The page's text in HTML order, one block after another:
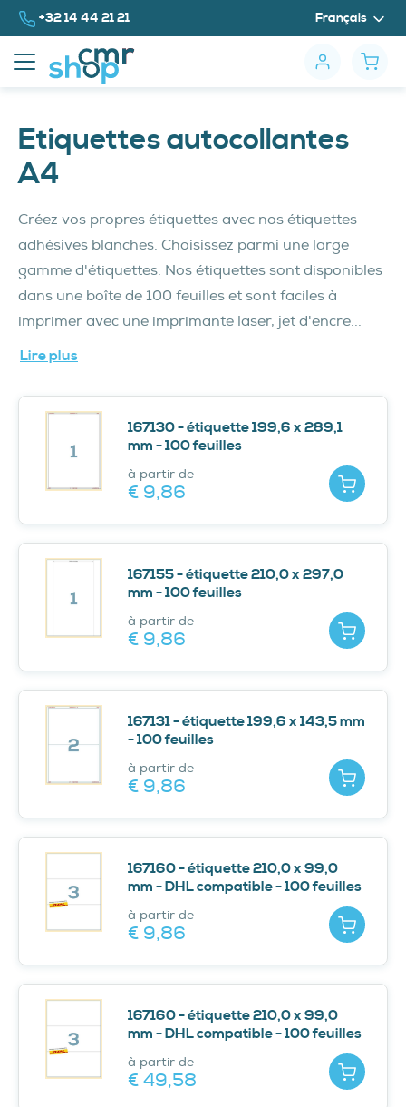
Vers le contenu
Appelez-nous au
+32 14 44 21 21 Français
Etiquettes autocollantes
A4
Créez vos propres étiquettes avec nos étiquettes
adhésives blanches. Choisissez parmi une large
gamme d'étiquettes. Nos étiquettes sont disponibles
dans une boîte de 100 feuilles et sont faciles à
imprimer avec une imprimante laser, jet d'encre...
Lire plus
167130 - étiquette 199,6 x 289,1
mm - 100 feuilles
à partir de
€ 9,86
167155 - étiquette 210,0 x 297,0
mm - 100 feuilles
à partir de
€ 9,86
167131 - étiquette 199,6 x 143,5 mm
- 100 feuilles
à partir de
€ 9,86
167160 - étiquette 210,0 x 99,0
mm - DHL compatible - 100 feuilles
à partir de
€ 9,86
167160 - étiquette 210,0 x 99,0
mm - DHL compatible - 100 feuilles
à partir de
€ 49,58